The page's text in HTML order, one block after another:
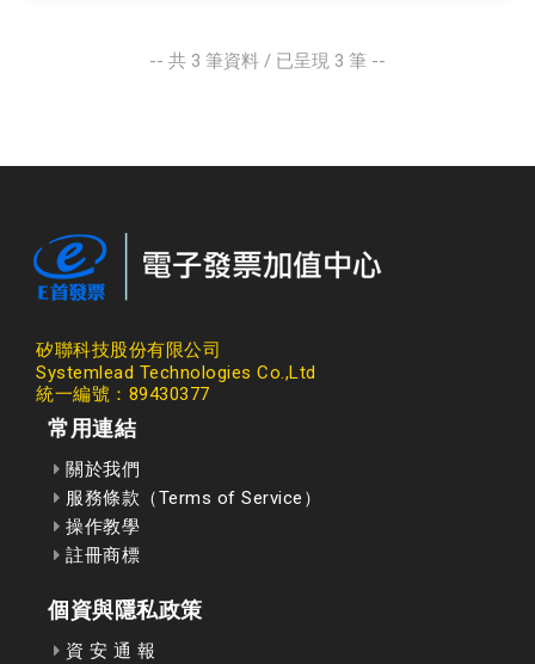
-- 共 3 筆資料 / 已呈現 3 筆 --
矽聯科技股份有限公司
Systemlead Technologies Co.,Ltd
統一編號：89430377
常用連結
關於我們
服務條款（Terms of Service）
操作教學
註冊商標
個資與隱私政策
資 安 通 報